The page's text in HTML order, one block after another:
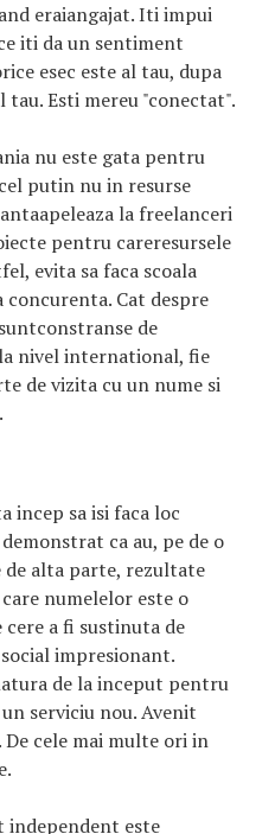
eraiangajat. Iti impui
iti da un sentiment
esec este al tau, dupa
tau. Esti mereu "conectat".
nu este gata pentru
putin nu in resurse
la freelanceri
pentru careresursele
evita sa faca scoala
Cat despre
de
nivel international, fie
de vizita cu un nume si
incep sa isi faca loc
ca au, pe de o
alta parte, rezultate
numelelor este o
cere a fi sustinuta de
impresionant.
de la inceput pentru
serviciu nou. Avenit
cele mai multe ori in
independent este